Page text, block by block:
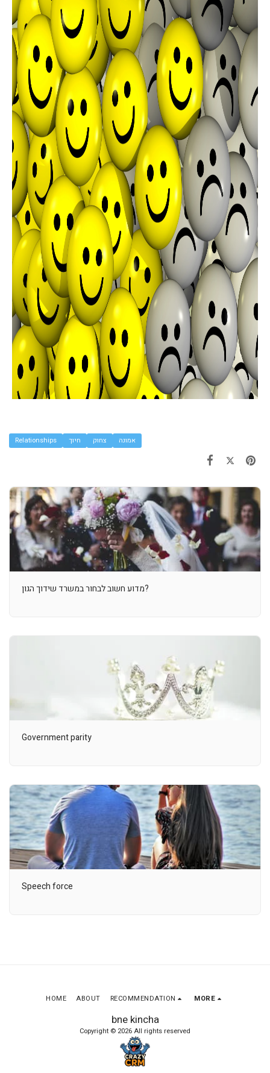
Relationships חיוך צחוק אמונה
מדוע חשוב לבחור במשרד שידוך הגון?
Government parity
Speech force
bne kincha
Copyright © 2026 All rights reserved
HOME ABOUT RECOMMENDATION MORE